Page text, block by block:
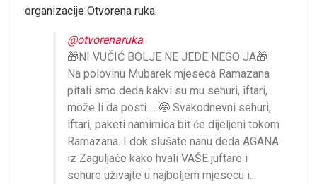
organizacije Otvorena ruka.
@otvorenaruka
🎁NI VUČIĆ BOLJE NE JEDE NEGO JA🎁
Na polovinu Mubarek mjeseca Ramazana
pitali smo deda kakvi su mu sehuri, iftari,
može li da posti. .. 🤩 Svakodnevni sehuri,
iftari, paketi namirnica bit će dijeljeni tokom
Ramazana. I dok slušate nanu deda AGANA
iz Zaguljače kako hvali VAŠE juftare i
sehure uživajte u najboljem mjesecu i..